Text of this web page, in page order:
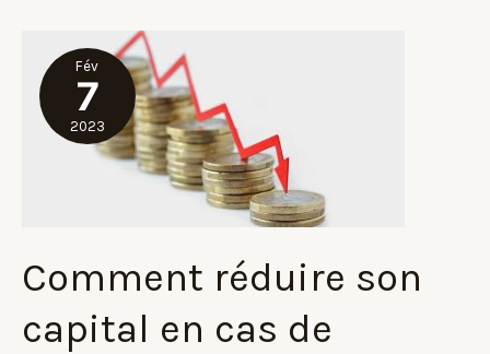
capital
Fév
7
2023
Comment réduire son
capital en cas de